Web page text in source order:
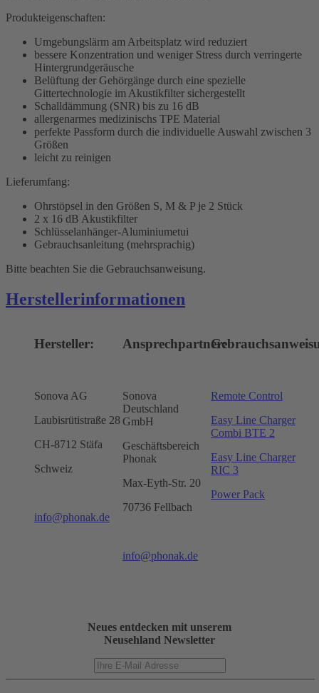
Produkteigenschaften:
Umgebungslärm am Arbeitsplatz wird reduziert
bessere Konzentration und weniger Stress durch verringerte
Hintergrundgeräusche
Belüftung der Gehörgänge durch eine spezielle
Gittertechnologie im Akustikfilter sichergestellt
Schalldämmung (SNR) bis zu 16 dB
allergenarmes medizinischs TPE Material
perfekte Passform durch die individuelle Auswahl zwischen 3
Größen
leicht zu reinigen
Lieferumfang:
Ohrstöpsel in den Größen S, M & P je 2 Stück
2 x 16 dB Akustikfilter
Schlüsselanhänger-Aluminiumetui
Gebrauchsanleitung (mehrsprachig)
Bitte beachten Sie die Gebrauchsanweisung.
Herstellerinformationen
Hersteller:
Sonova AG
Laubisrütistraße 28
CH-8712 Stäfa
Schweiz
info@phonak.de
Ansprechpartner:
Sonova
Deutschland
GmbH
Geschäftsbereich
Phonak
Max-Eyth-Str. 20
70736 Fellbach
info@phonak.de
Remote Control
Easy Line Charger
Combi BTE 2
Easy Line Charger
RIC 3
Power Pack
Neues entdecken mit unserem
Neusehland Newsletter